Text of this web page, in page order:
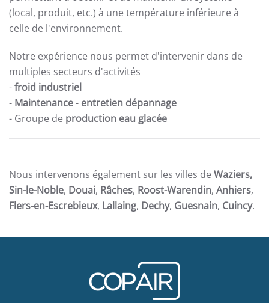
(local, produit, etc.) à une température inférieure à
celle de l'environnement.
Notre expérience nous permet d'intervenir dans de
multiples secteurs d'activités
-froid industriel
- Maintenance- entretien dépannage
- Groupe de production eau glacée
Nous intervenons également sur les villes de Waziers,
Sin-le-Noble, Douai, Râches, Roost-Warendin, Anhiers,
Flers-en-Escrebieux, Lallaing, Dechy, Guesnain, Cuincy.